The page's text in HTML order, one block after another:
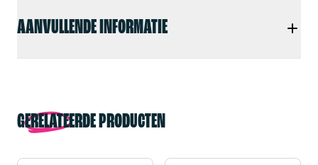
AANVULLENDE INFORMATIE
GERELATEERDE PRODUCTEN